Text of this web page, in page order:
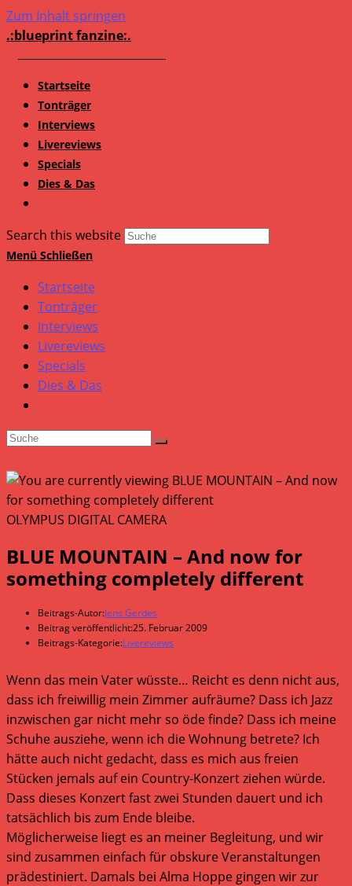
Zum Inhalt springen
.:blueprint fanzine:.
Startseite
Tonträger
Interviews
Livereviews
Specials
Dies & Das
Search this website
Menü Schließen
Startseite
Tonträger
Interviews
Livereviews
Specials
Dies & Das
OLYMPUS DIGITAL CAMERA
BLUE MOUNTAIN – And now for
something completely different
Beitrags-Autor:Jens Gerdes
Beitrag veröffentlicht:25. Februar 2009
Beitrags-Kategorie:Livereviews
Wenn das mein Vater wüsste… Reicht es denn nicht aus,
dass ich freiwillig mein Zimmer aufräume? Dass ich Jazz
inzwischen gar nicht mehr so öde finde? Dass ich meine
Schuhe ausziehe, wenn ich die Wohnung betrete? Ich
hätte auch nicht gedacht, dass es mich aus freien
Stücken jemals auf ein Country-Konzert ziehen würde.
Dass dieses Konzert fast zwei Stunden dauert und ich
tatsächlich bis zum Ende bleibe.
Möglicherweise liegt es an meiner Begleitung, und wir
sind zusammen einfach für obskure Veranstaltungen
prädestiniert. Damals bei Alma Hoppe gingen wir zur